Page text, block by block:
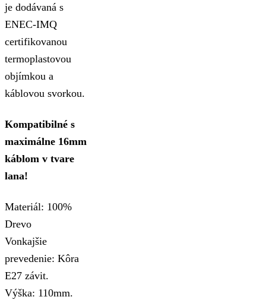
je dodávaná s
ENEC-IMQ
certifikovanou
termoplastovou
objímkou a
káblovou svorkou.
Kompatibilné s
maximálne 16mm
káblom v tvare
lana!
Materiál: 100%
Drevo
Vonkajšie
prevedenie: Kôra
E27 závit.
Výška: 110mm.